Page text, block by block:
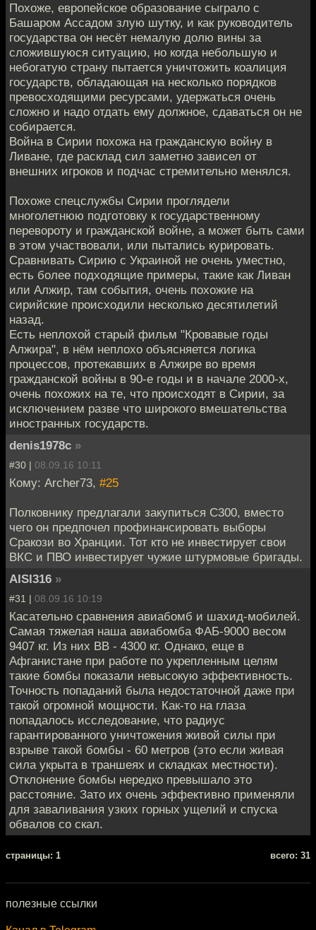
Похоже, европейское образование сыграло с
Башаром Ассадом злую шутку, и как руководитель
государства он несёт немалую долю вины за
сложившуюся ситуацию, но когда небольшую и
небогатую страну пытается уничтожить коалиция
государств, обладающая на несколько порядков
превосходящими ресурсами, удержаться очень
сложно и надо отдать ему должное, сдаваться он не
собирается.
Война в Сирии похожа на гражданскую войну в
Ливане, где расклад сил заметно зависел от
внешних игроков и подчас стремительно менялся.
Похоже спецслужбы Сирии проглядели
многолетнюю подготовку к государственному
перевороту и гражданской войне, а может быть сами
в этом участвовали, или пытались курировать.
Сравнивать Сирию с Украиной не очень уместно,
есть более подходящие примеры, такие как Ливан
или Алжир, там события, очень похожие на
сирийские происходили несколько десятилетий
назад.
Есть неплохой старый фильм "Кровавые годы
Алжира", в нём неплохо объясняется логика
процессов, протекавших в Алжире во время
гражданской войны в 90-е годы и в начале 2000-х,
очень похожих на те, что происходят в Сирии, за
исключением разве что широкого вмешательства
иностранных государств.
denis1978c »
#30 | 08.09.16 10:11
Кому: Archer73, #25
Полковнику предлагали закупиться С300, вместо
чего он предпочел профинансировать выборы
Сракози во Хранции. Тот кто не инвестирует свои
ВКС и ПВО инвестирует чужие штурмовые бригады.
AISI316 »
#31 | 08.09.16 10:19
Касательно сравнения авиабомб и шахид-мобилей.
Самая тяжелая наша авиабомба ФАБ-9000 весом
9407 кг. Из них ВВ - 4300 кг. Однако, еще в
Афганистане при работе по укрепленным целям
такие бомбы показали невысокую эффективность.
Точность попаданий была недостаточной даже при
такой огромной мощности. Как-то на глаза
попадалось исследование, что радиус
гарантированного уничтожения живой силы при
взрыве такой бомбы - 60 метров (это если живая
сила укрыта в траншеях и складках местности).
Отклонение бомбы нередко превышало это
расстояние. Зато их очень эффективно применяли
для заваливания узких горных ущелий и спуска
обвалов со скал.
cтраницы: 1 всего: 31
полезные ссылки